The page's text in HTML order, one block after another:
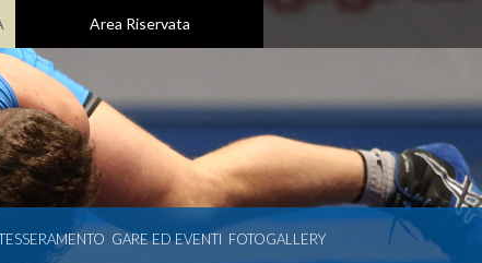
Area Riservata
GARE ED EVENTI FOTOGALLERY